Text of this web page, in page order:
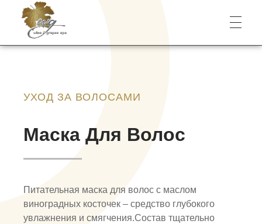
Wine & Grapes Spa
УХОД ЗА ВОЛОСАМИ
Маска Для Волос
Питательная маска для волос с маслом
виноградных косточек – средство глубокого
увлажнения и смягчения.Состав тщательно